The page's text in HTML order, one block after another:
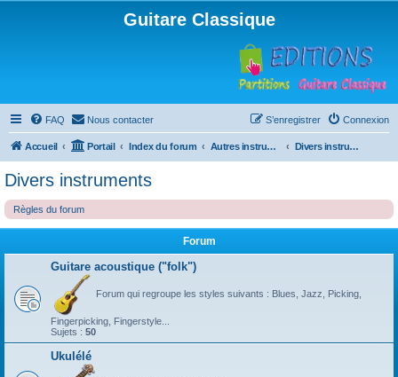
Guitare Classique
FAQ Nous contacter Connexion
S’enregistrer
Accueil Portail Index du forum Autres instruments à cordes pincées, ou styles Divers instruments
Divers instruments
Règles du forum
Forum
Guitare acoustique ("folk")
Forum qui regroupe les styles suivants : Blues, Jazz, Picking,
Fingerpicking, Fingerstyle...
Sujets : 50
Ukulélé